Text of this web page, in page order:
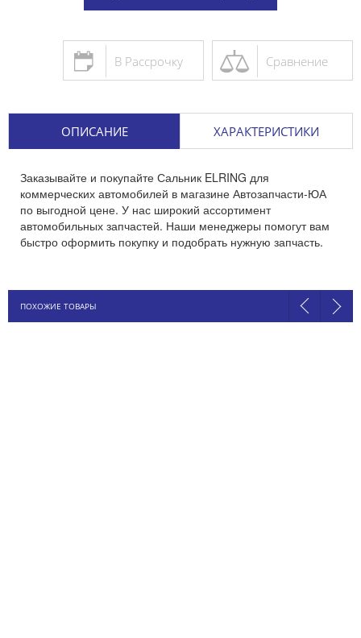
Сравнение
В Рассрочку
ОПИСАНИЕ ХАРАКТЕРИСТИКИ
Заказывайте и покупайте Сальник ELRING для
коммерческих автомобилей в магазине Автозапчасти-ЮА
по выгодной цене. У нас широкий ассортимент
автомобильных запчастей. Наши менеджеры помогут вам
быстро оформить покупку и подобрать нужную запчасть.
ПОХОЖИЕ ТОВАРЫ